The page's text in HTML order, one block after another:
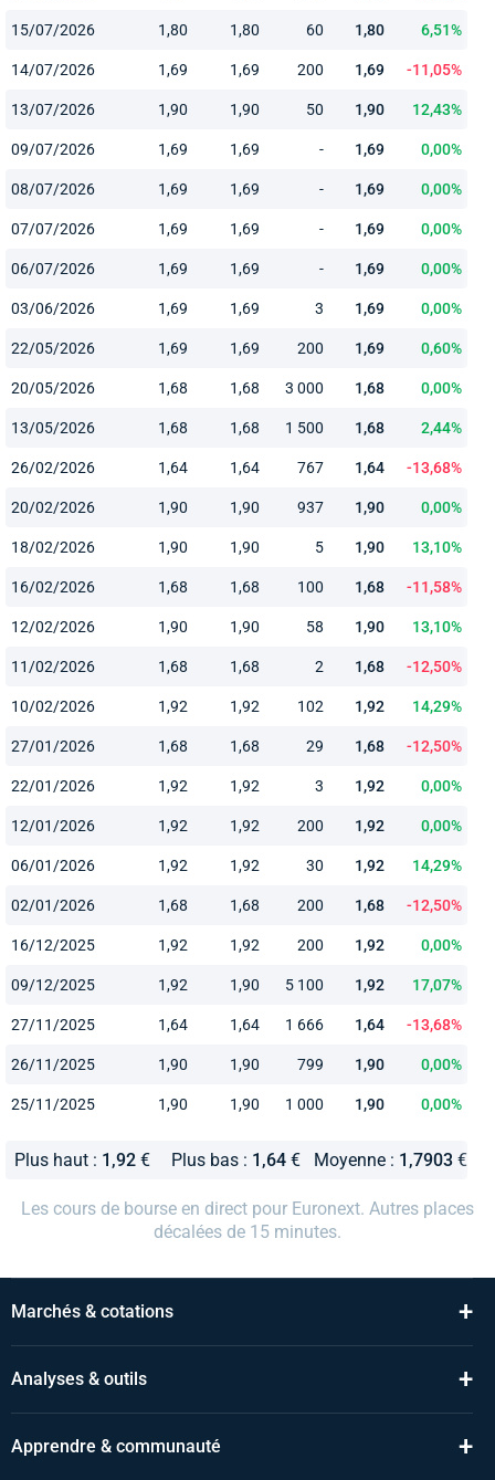
15/07/2026 1,80 1,80 60 1,80 6,51%
14/07/2026 1,69 1,69 200 1,69 -11,05%
13/07/2026 1,90 1,90 50 1,90 12,43%
09/07/2026 1,69 1,69 - 1,69 0,00%
08/07/2026 1,69 1,69 - 1,69 0,00%
07/07/2026 1,69 1,69 - 1,69 0,00%
06/07/2026 1,69 1,69 - 1,69 0,00%
03/06/2026 1,69 1,69 3 1,69 0,00%
22/05/2026 1,69 1,69 200 1,69 0,60%
20/05/2026 1,68 1,68 3 000 1,68 0,00%
13/05/2026 1,68 1,68 1 500 1,68 2,44%
26/02/2026 1,64 1,64 767 1,64 -13,68%
20/02/2026 1,90 1,90 937 1,90 0,00%
18/02/2026 1,90 1,90 5 1,90 13,10%
16/02/2026 1,68 1,68 100 1,68 -11,58%
12/02/2026 1,90 1,90 58 1,90 13,10%
11/02/2026 1,68 1,68 2 1,68 -12,50%
10/02/2026 1,92 1,92 102 1,92 14,29%
27/01/2026 1,68 1,68 29 1,68 -12,50%
22/01/2026 1,92 1,92 3 1,92 0,00%
12/01/2026 1,92 1,92 200 1,92 0,00%
06/01/2026 1,92 1,92 30 1,92 14,29%
02/01/2026 1,68 1,68 200 1,68 -12,50%
16/12/2025 1,92 1,92 200 1,92 0,00%
09/12/2025 1,92 1,90 5 100 1,92 17,07%
27/11/2025 1,64 1,64 1 666 1,64 -13,68%
26/11/2025 1,90 1,90 799 1,90 0,00%
25/11/2025 1,90 1,90 1 000 1,90 0,00%
Plus haut : 1,92 € Plus bas : 1,64 € Moyenne : 1,7903€
Les cours de bourse en direct pour Euronext. Autres places
décalées de 15 minutes.
Marchés & cotations +
Analyses & outils +
Apprendre & communauté +